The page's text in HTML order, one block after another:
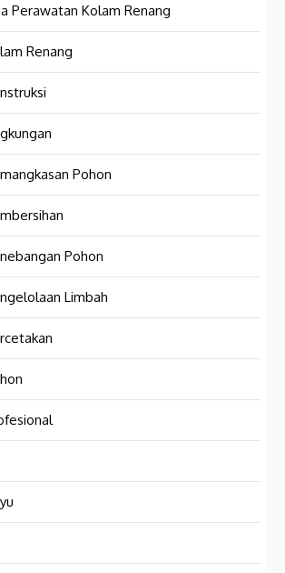
Perawatan Kolam Renang
Renang
Pohon
Pohon
Limbah